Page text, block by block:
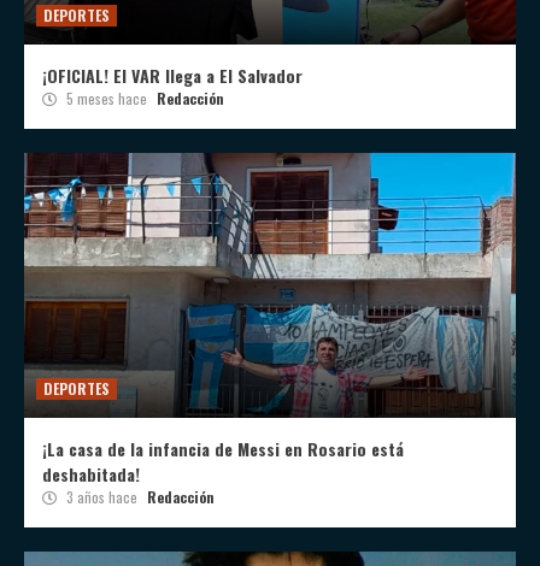
DEPORTES
¡OFICIAL! El VAR llega a El Salvador
5 meses hace Redacción
DEPORTES
¡La casa de la infancia de Messi en Rosario está
deshabitada!
3 años hace Redacción